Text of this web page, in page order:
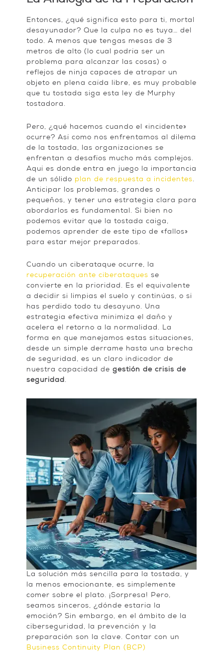
Entonces, ¿qué significa esto para ti, mortal
desayunador? Que la culpa no es tuya… del
todo. A menos que tengas mesas de 3
metros de alto (lo cual podría ser un
problema para alcanzar las cosas) o
reflejos de ninja capaces de atrapar un
objeto en plena caída libre, es muy probable
que tu tostada siga esta ley de Murphy
tostadora.
Pero, ¿qué hacemos cuando el «incidente»
ocurre? Así como nos enfrentamos al dilema
de la tostada, las organizaciones se
enfrentan a desafíos mucho más complejos.
Aquí es donde entra en juego la importancia
de un sólido plan de respuesta a incidentes.
Anticipar los problemas, grandes o
pequeños, y tener una estrategia clara para
abordarlos es fundamental. Si bien no
podemos evitar que la tostada caiga,
podemos aprender de este tipo de «fallos»
para estar mejor preparados.
Cuando un ciberataque ocurre, la
recuperación ante ciberataques se
convierte en la prioridad. Es el equivalente
a decidir si limpias el suelo y continúas, o si
has perdido todo tu desayuno. Una
estrategia efectiva minimiza el daño y
acelera el retorno a la normalidad. La
forma en que manejamos estas situaciones,
desde un simple derrame hasta una brecha
de seguridad, es un claro indicador de
nuestra capacidad de gestión de crisis de
seguridad.
La solución más sencilla para la tostada, y
la menos emocionante, es simplemente
comer sobre el plato. ¡Sorpresa! Pero,
seamos sinceros, ¿dónde estaría la
emoción? Sin embargo, en el ámbito de la
ciberseguridad, la prevención y la
preparación son la clave. Contar con un
Business Continuity Plan (BCP)